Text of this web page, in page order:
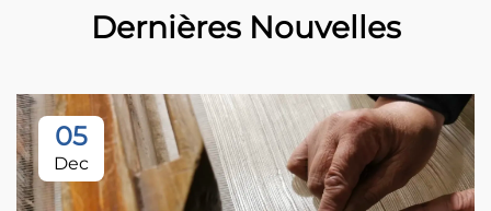
Dernières Nouvelles
05
Dec